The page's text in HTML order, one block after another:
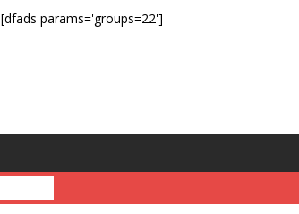
[dfads params='groups=22']